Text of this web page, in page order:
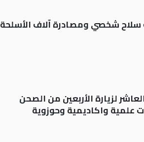
تسجيل أكثر من 20 ألف سلاح شخصي ومصادرة آلاف الأسلحة
لزيارة الأربعين من الصحن
واكاديمية وحوزوية